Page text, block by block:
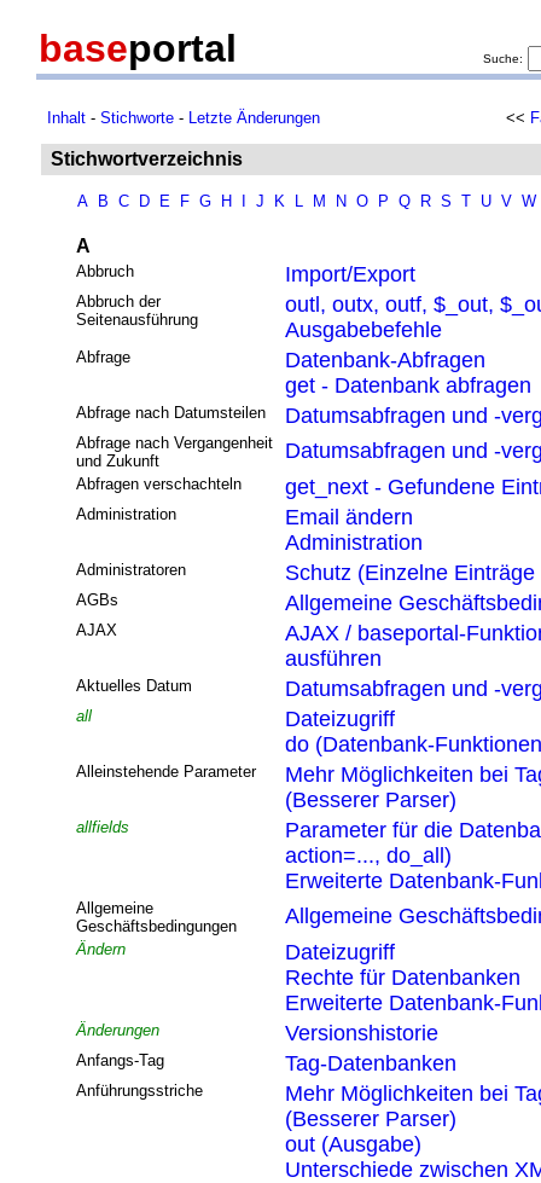
baseportal Suche:
Inhalt - Stichworte - Letzte Änderungen <<
Stichwortverzeichnis
A B C D E F G H J K L M N O P Q R S T U V W
A
Abbruch Import/Export
Abbruch der
Seitenausführung
outl, outx, outf, $_out,
Ausgabebefehle
Abfrage
Datenbank-Abfragen
get - Datenbank abfragen
Abfrage nach Datumsteilen Datumsabfragen und -
Abfrage nach Vergangenheit
und Zukunft
Datumsabfragen und -
Abfragen verschachteln get_next - Gefundene
Administration
Email ändern
Administration
Administratoren Schutz (Einzelne
AGBs Allgemeine
AJAX
AJAX / baseportal-
ausführen
Aktuelles Datum Datumsabfragen und -
all
Dateizugriff
do (Datenbank-
Alleinstehende Parameter
Mehr Möglichkeiten bei
(Besserer Parser)
allfields
Parameter für die
action=..., do_all)
Erweiterte Datenbank-
Allgemeine
Geschäftsbedingungen
Allgemeine
Ändern
Dateizugriff
Rechte für Datenbanken
Erweiterte Datenbank-
Änderungen Versionshistorie
Anfangs-Tag Tag-Datenbanken
Anführungsstriche
Mehr Möglichkeiten bei
(Besserer Parser)
out (Ausgabe)
Unterschiede zwischen